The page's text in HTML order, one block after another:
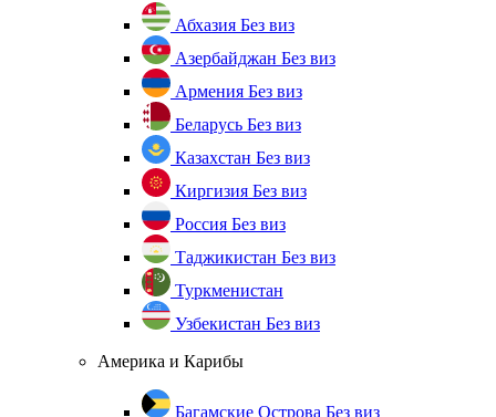
Абхазия Без виз
Азербайджан Без виз
Армения Без виз
Беларусь Без виз
Казахстан Без виз
Киргизия Без виз
Россия Без виз
Таджикистан Без виз
Туркменистан
Узбекистан Без виз
Америка и Карибы
Багамские Острова Без виз